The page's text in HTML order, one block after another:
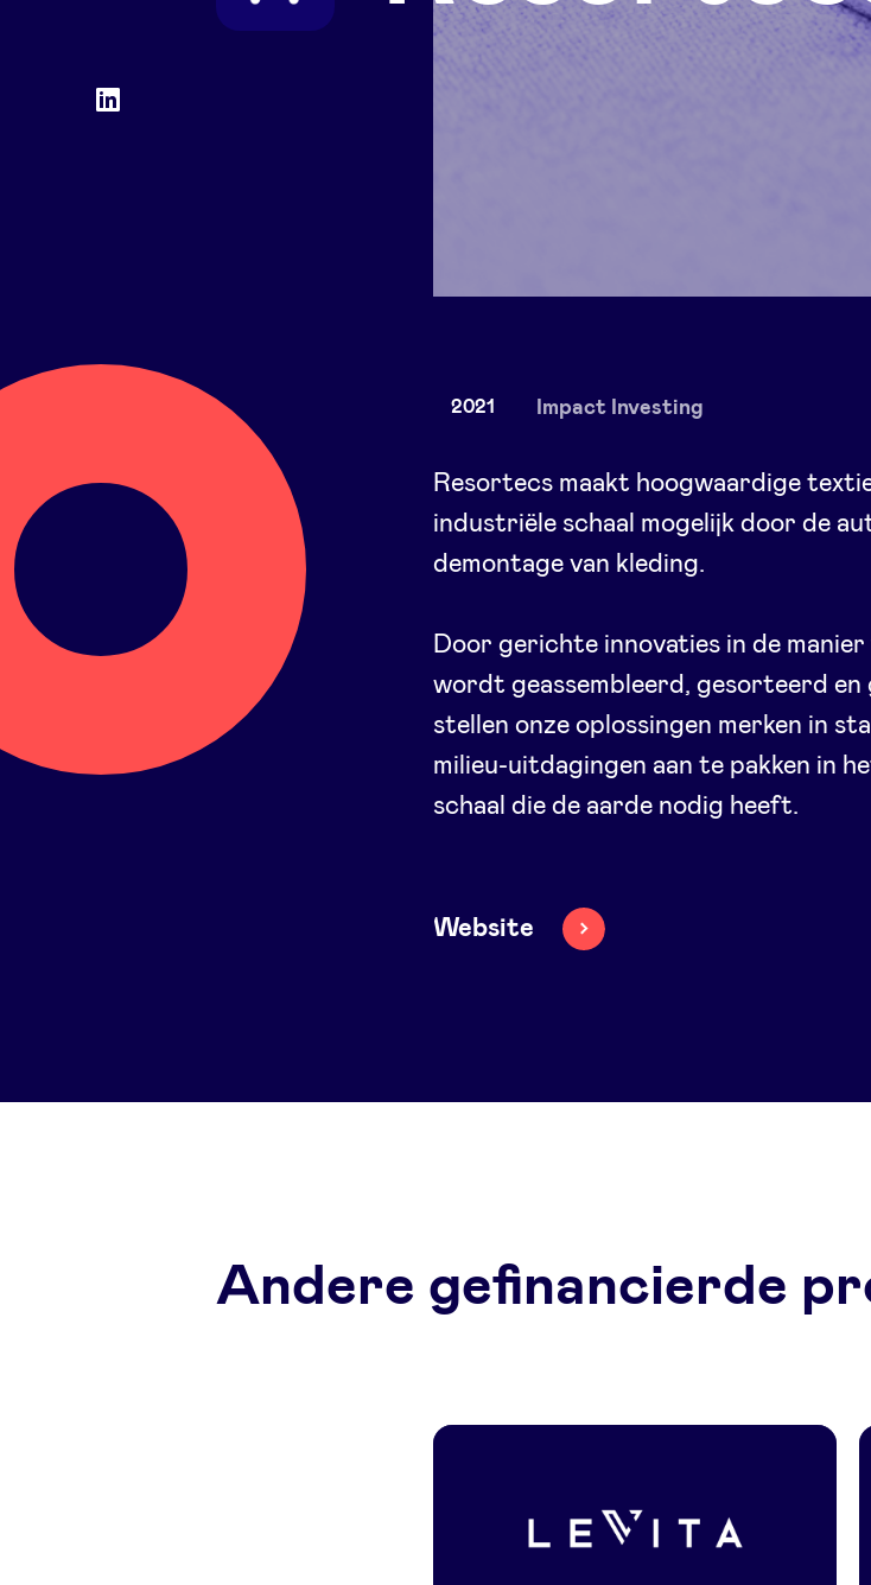
2021 Impact Investing
Resortecs maakt hoogwaardige
industriële schaal mogelijk door de
demontage van kleding.
Door gerichte innovaties in de
wordt geassembleerd, gesorteerd en
stellen onze oplossingen merken in
milieu-uitdagingen aan te pakken in
schaal die de aarde nodig heeft.
Website
Andere gefinancierde
Social
LinkedIn